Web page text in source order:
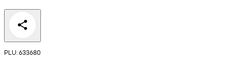
PLU: 633680